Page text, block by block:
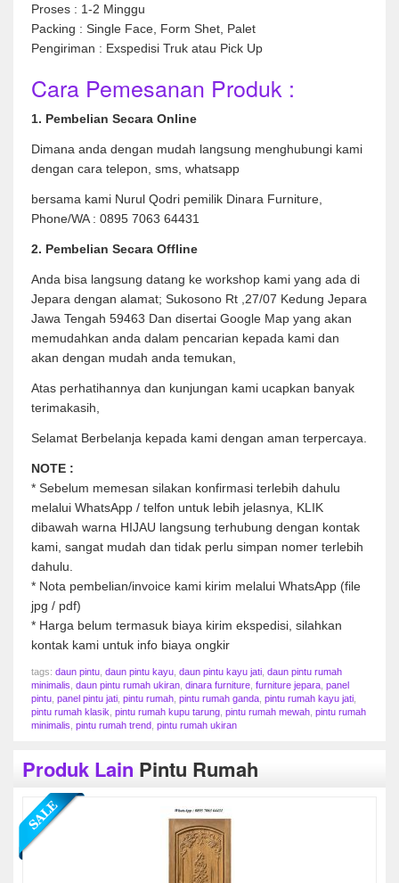
Proses : 1-2 Minggu
Packing : Single Face, Form Shet, Palet
Pengiriman : Exspedisi Truk atau Pick Up
Cara Pemesanan Produk :
1. Pembelian Secara Online
Dimana anda dengan mudah langsung menghubungi kami
dengan cara telepon, sms, whatsapp
bersama kami Nurul Qodri pemilik Dinara Furniture,
Phone/WA : 0895 7063 64431
2. Pembelian Secara Offline
Anda bisa langsung datang ke workshop kami yang ada di
Jepara dengan alamat; Sukosono Rt ,27/07 Kedung Jepara
Jawa Tengah 59463 Dan disertai Google Map yang akan
memudahkan anda dalam pencarian kepada kami dan
akan dengan mudah anda temukan,
Atas perhatihannya dan kunjungan kami ucapkan banyak
terimakasih,
Selamat Berbelanja kepada kami dengan aman terpercaya.
NOTE :
* Sebelum memesan silakan konfirmasi terlebih dahulu
melalui WhatsApp / telfon untuk lebih jelasnya, KLIK
dibawah warna HIJAU langsung terhubung dengan kontak
kami, sangat mudah dan tidak perlu simpan nomer terlebih
dahulu.
* Nota pembelian/invoice kami kirim melalui WhatsApp (file
jpg / pdf)
* Harga belum termasuk biaya kirim ekspedisi, silahkan
kontak kami untuk info biaya ongkir
tags: daun pintu daun pintu kayu daun pintu kayu jati daun pintu rumah
minimalis daun pintu rumah ukiran dinara furniture furniture jepara panel
pintu panel pintu jati pintu rumah pintu rumah ganda pintu rumah kayu jati
pintu rumah klasik pintu rumah kupu tarung pintu rumah mewah pintu rumah
minimalis pintu rumah trend pintu rumah ukiran
Produk Lain Pintu Rumah